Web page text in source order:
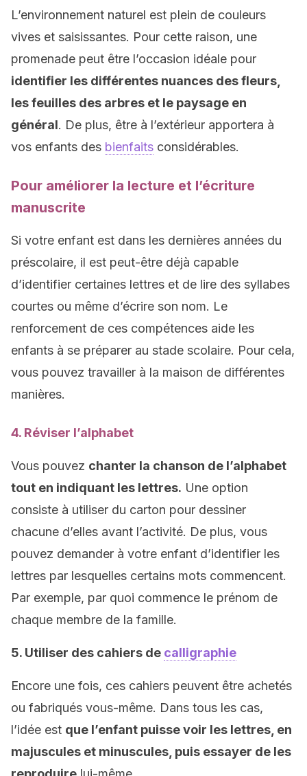
L’environnement naturel est plein de couleurs
vives et saisissantes. Pour cette raison, une
promenade peut être l’occasion idéale pour
identifier les différentes nuances des fleurs,
les feuilles des arbres et le paysage en
général. De plus, être à l’extérieur apportera à
vos enfants des bienfaits considérables.
Pour améliorer la lecture et l’écriture
manuscrite
Si votre enfant est dans les dernières années du
préscolaire, il est peut-être déjà capable
d’identifier certaines lettres et de lire des syllabes
courtes ou même d’écrire son nom. Le
renforcement de ces compétences aide les
enfants à se préparer au stade scolaire. Pour cela,
vous pouvez travailler à la maison de différentes
manières.
4. Réviser l’alphabet
Vous pouvez chanter la chanson de l’alphabet
tout en indiquant les lettres. Une option
consiste à utiliser du carton pour dessiner
chacune d’elles avant l’activité. De plus, vous
pouvez demander à votre enfant d’identifier les
lettres par lesquelles certains mots commencent.
Par exemple, par quoi commence le prénom de
chaque membre de la famille.
5. Utiliser des cahiers de calligraphie
Encore une fois, ces cahiers peuvent être achetés
ou fabriqués vous-même. Dans tous les cas,
l’idée est que l’enfant puisse voir les lettres, en
majuscules et minuscules, puis essayer de les